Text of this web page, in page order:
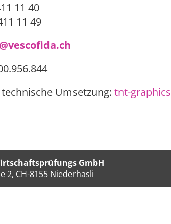
11 40
11 49
Umsetzung: tnt-graphics
GmbH
2, CH-8155 Niederhasli